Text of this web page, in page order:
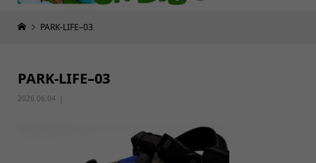
PARK-LIFE–03
PARK-LIFE–03
2026.06.04